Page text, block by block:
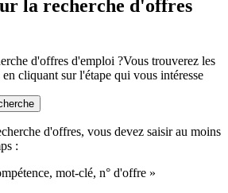
la recherche d'offres
d'offres d'emploi ?Vous trouverez les
cliquant sur l'étape qui vous intéresse
d'offres, vous devez saisir au moins
:
mot-clé, n° d'offre »